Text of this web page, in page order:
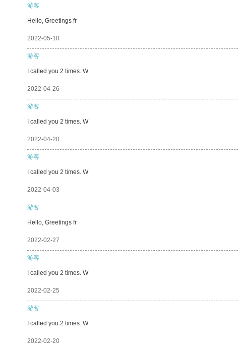
游客
Hello, Greetings fr
2022-05-10
游客
I called you 2 times. W
2022-04-26
游客
I called you 2 times. W
2022-04-20
游客
I called you 2 times. W
2022-04-03
游客
Hello, Greetings fr
2022-02-27
游客
I called you 2 times. W
2022-02-25
游客
I called you 2 times. W
2022-02-20